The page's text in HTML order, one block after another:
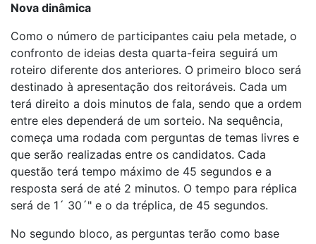
Nova dinâmica
Como o número de participantes caiu pela metade, o
confronto de ideias desta quarta-feira seguirá um
roteiro diferente dos anteriores. O primeiro bloco será
destinado à apresentação dos reitoráveis. Cada um
terá direito a dois minutos de fala, sendo que a ordem
entre eles dependerá de um sorteio. Na sequência,
começa uma rodada com perguntas de temas livres e
que serão realizadas entre os candidatos. Cada
questão terá tempo máximo de 45 segundos e a
resposta será de até 2 minutos. O tempo para réplica
será de 1´ 30´" e o da tréplica, de 45 segundos.
No segundo bloco, as perguntas terão como base